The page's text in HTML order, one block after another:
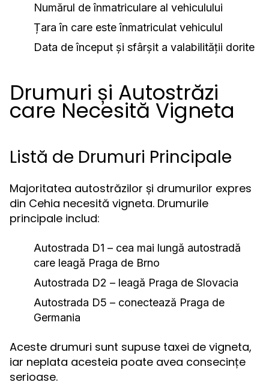
Numărul de înmatriculare al vehiculului
Țara în care este înmatriculat vehiculul
Data de început și sfârșit a valabilității dorite
Drumuri și Autostrăzi
care Necesită Vigneta
Listă de Drumuri Principale
Majoritatea autostrăzilor și drumurilor expres
din Cehia necesită vigneta. Drumurile
principale includ:
Autostrada D1 – cea mai lungă autostradă
care leagă Praga de Brno
Autostrada D2 – leagă Praga de Slovacia
Autostrada D5 – conectează Praga de
Germania
Aceste drumuri sunt supuse taxei de vigneta,
iar neplata acesteia poate avea consecințe
serioase.